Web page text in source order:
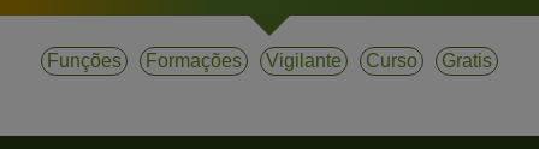
Funções Formações Vigilante Curso Gratis